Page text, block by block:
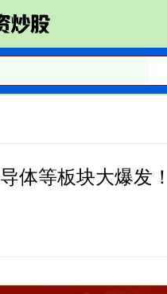
体等板块大爆发